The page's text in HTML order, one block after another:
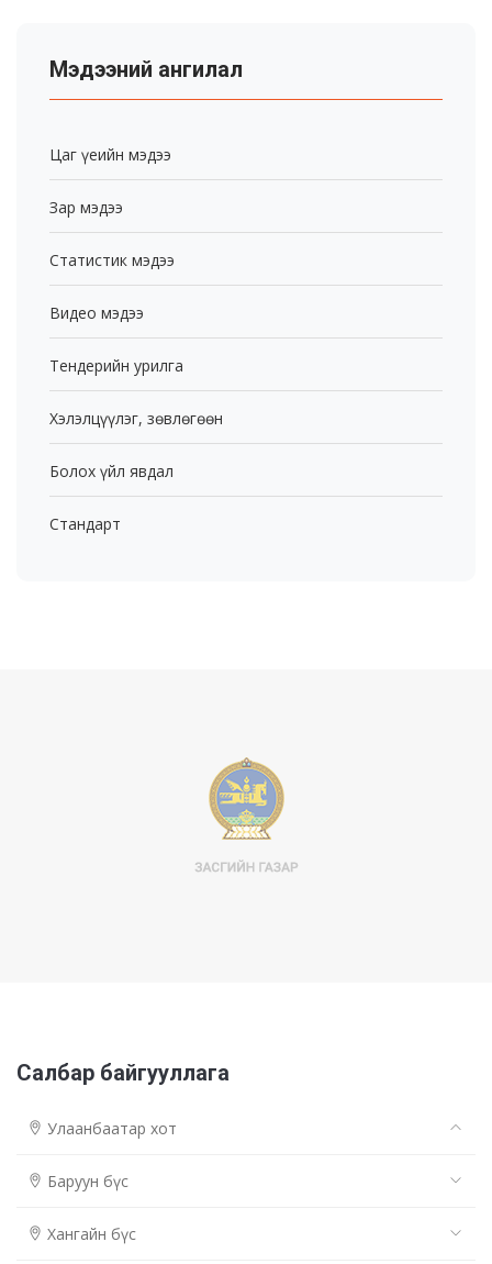
Мэдээний ангилал
Цаг үеийн мэдээ
Зар мэдээ
Статистик мэдээ
Видео мэдээ
Тендерийн урилга
Хэлэлцүүлэг, зөвлөгөөн
Болох үйл явдал
Стандарт
Салбар байгууллага
Улаанбаатар хот
Баруун бүс
Хангайн бүс